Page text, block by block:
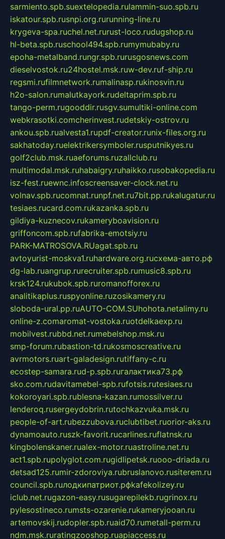
sarmiento.spb.suextelopedia.rulammin-suo.spb.ru
iskatour.spb.rusnpi.org.rurunning-line.ru
krygeva-spa.ruchel.net.rurust-loco.rudugshop.ru
hl-beta.spb.ruschool494.spb.rumymubaby.ru
epoha-metalband.rungr.spb.rurusgosnews.com
dieselvostok.ru24hostel.msk.ruw-dev.ruf-ship.ru
regsmi.rufilmnetwork.rumalinasp.rukinosvin.ru
h2o-salon.rumalutkayork.rudeltaprim.spb.ru
tango-perm.rugooddir.rusgv.sumultiki-online.com
webkrasotki.comcherinvest.rudetskiy-ostrov.ru
ankou.spb.rualvesta1.rupdf-creator.runix-files.org.ru
sakhatoday.ruelektrikersymboler.rusputnikyes.ru
golf2club.msk.ruaeforums.ruzallclub.ru
multimodal.msk.ruhabaigry.ruhaikko.rusobakopedia.ru
isz-fest.ruewnc.infoscreensaver-clock.net.ru
volnav.spb.rucomnat.runpf.net.ru7bit.pp.rukalugatur.ru
tesiaes.rucard.com.rukazanka.spb.ru
gildiya-kuznecov.rukameryboavision.ru
griffoncom.spb.rufabrika-emotsiy.ru
PARK-MATROSOVA.RUagat.spb.ru
avtoyurist-moskva1.ruhardware.org.ruсхема-авто.рф
dg-lab.ruangrup.rurecruiter.spb.rumusic8.spb.ru
krsk124.rukubok.spb.ruromanofforex.ru
analitikaplus.ruspyonline.ruzosikamery.ru
sloboda-ural.pp.ruAUTO-COM.SUhohota.netalimy.ru
online-z.comaromat-vostoka.ruotdelkaexp.ru
mobilvest.rubbd.net.rumebelshop.msk.ru
smp-forum.rubastion-td.rukosmoscreative.ru
avrmotors.ruart-galadesign.rutiffany-c.ru
ecostep-samara.rud-p.spb.ruгалактика73.рф
sko.com.rudavitamebel-spb.rufotsis.rutesiaes.ru
kokoroyari.spb.rublesna-kazan.rumossilver.ru
lenderoq.rusergeydobrin.rutochkazvuka.msk.ru
people-of-art.rubezzubova.ruclubtibet.ruorior-aks.ru
dynamoauto.ruszk-favorit.rucarlines.ruflatnsk.ru
kingbolenskaner.rualex-motor.ruastroline.net.ru
act1.spb.rupolyglot.com.rugidlipetsk.ruooo-driada.ru
detsad125.rumir-zdoroviya.rubruslanovo.rusiterem.ru
council.spb.ruлодкипатриот.рфkafekolizey.ru
iclub.net.rugazon-easy.rusugarepilekb.rugrinox.ru
pylesostineco.rumsts-ozarenie.rukameryjooan.ru
artemovskij.rudopler.spb.ruaid70.rumetall-perm.ru
ndm.msk.ruratingzooshop.ruapiaccess.ru